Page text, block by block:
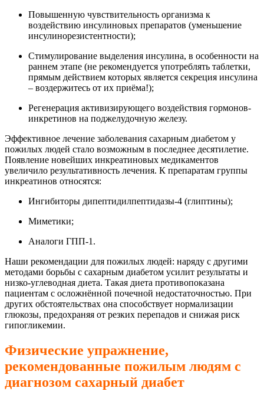
Повышенную чувствительность организма к
воздействию инсулиновых препаратов (уменьшение
инсулинорезистентности);
Стимулирование выделения инсулина, в особенности на
раннем этапе (не рекомендуется употреблять таблетки,
прямым действием которых является секреция инсулина
– воздержитесь от их приёма!);
Регенерация активизирующего воздействия гормонов-
инкретинов на поджелудочную железу.
Эффективное лечение заболевания сахарным диабетом у
пожилых людей стало возможным в последнее десятилетие.
Появление новейших инкреатиновых медикаментов
увеличило результативность лечения. К препаратам группы
инкреатинов относятся:
Ингибиторы дипептидилпептидазы-4 (глиптины);
Миметики;
Аналоги ГПП-1.
Наши рекомендации для пожилых людей: наряду с другими
методами борьбы с сахарным диабетом усилит результаты и
низко-углеводная диета. Такая диета противопоказана
пациентам с осложнённой почечной недостаточностью. При
других обстоятельствах она способствует нормализации
глюкозы, предохраняя от резких перепадов и снижая риск
гипогликемии.
Физические упражнение,
рекомендованные пожилым людям с
диагнозом сахарный диабет